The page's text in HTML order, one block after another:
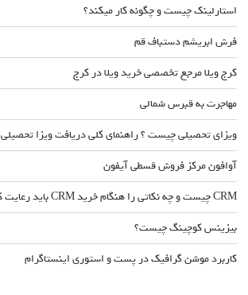
استارلینک چیست و چگونه کار میکند؟
فرش ابریشم دستباف قم
کرج ویلا مرجع تخصصی خرید ویلا در کرج
مهاجرت به قبرس شمالی
ویزای تحصیلی چیست ؟ راهنمای کلی دریافت ویزا تحصیلی
آوافون مرکز فروش قسطی آیفون
CRM چیست و چه نکاتی را هنگام خرید CRM باید رعایت کرد؟
بیزینس کوچینگ چیست؟
کاربرد موشن گرافیک در پست و استوری اینستاگرام